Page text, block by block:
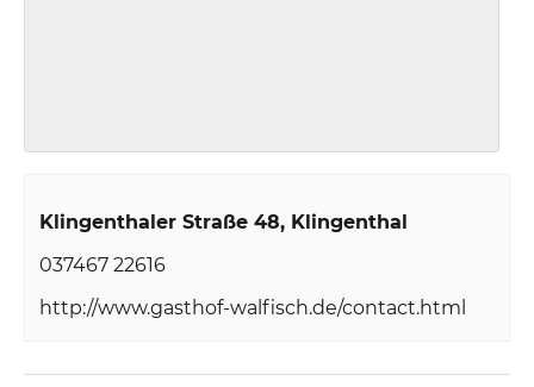
Klingenthaler Straße 48 Klingenthal
037467 22616
http://www.gasthof-walfisch.de/contact.html